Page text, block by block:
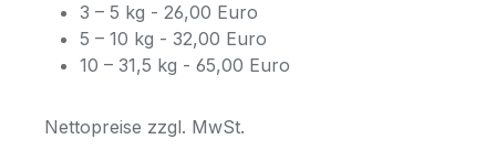
3 – 5 kg - 26,00 Euro
5 – 10 kg - 32,00 Euro
10 – 31,5 kg - 65,00 Euro
Nettopreise zzgl. MwSt.